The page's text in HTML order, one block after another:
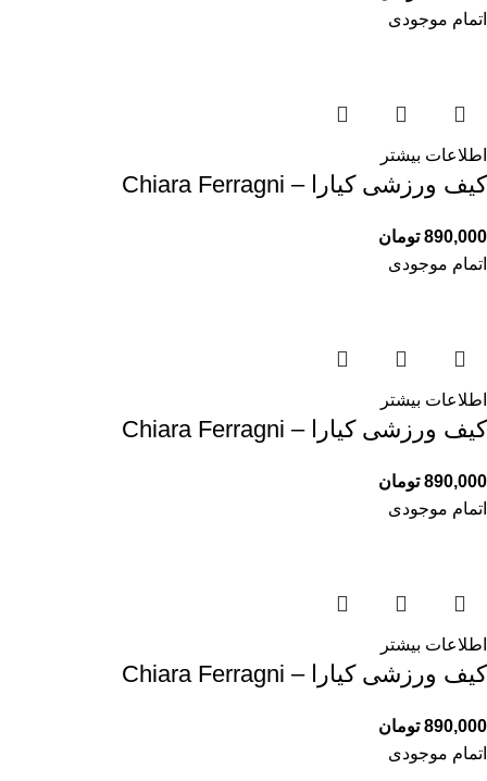
اتمام موجودی
اطلاعات بیشتر
کیف ورزشی کیارا – Chiara Ferragni
890,000 تومان
اتمام موجودی
اطلاعات بیشتر
کیف ورزشی کیارا – Chiara Ferragni
890,000 تومان
اتمام موجودی
اطلاعات بیشتر
کیف ورزشی کیارا – Chiara Ferragni
890,000 تومان
اتمام موجودی